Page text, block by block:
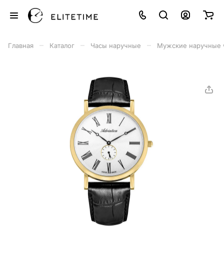
Главная Каталог Часы наручные Мужские наручные